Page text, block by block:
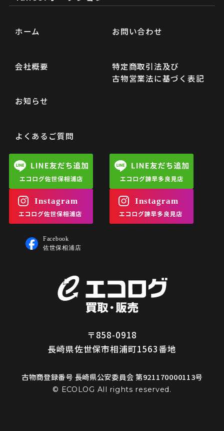
ホーム
会社概要
お知らせ
よくあるご質問
お問い合わせ
特定商取引法及び
古物営業法に基づく表記
〒858-0918
長崎県佐世保市相浦町1563番地
古物商登録番号 長崎県公安委員会 第921170000113号
© ECOLOG All rights reserved.